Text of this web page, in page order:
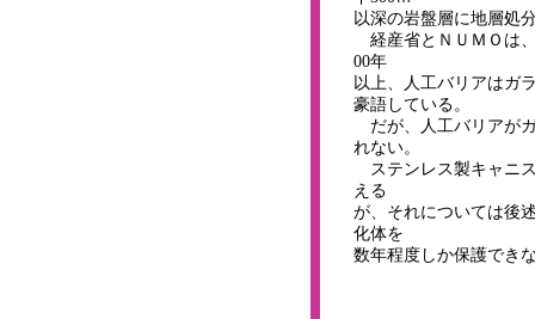
以深の岩盤層に地層処
経産省とＮＵＭＯは
00年
以上、人工バリアはガ
豪語している。
だが、人工バリアが
れない。
ステンレス製キャニ
える
が、それについては後
化体を
数年程度しか保護でき